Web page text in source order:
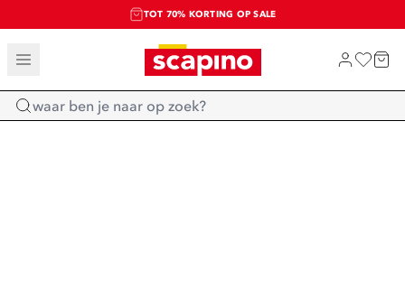
TOT 70% KORTING OP SALE
SALE: LAATSTE KANS!
SHOP NIEUW
Home